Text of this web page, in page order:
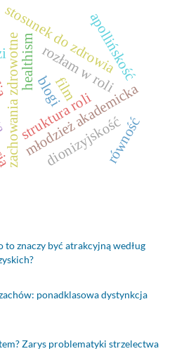
healthism
stosunek do zdrowia
zachowania zdrowotnemłodzież akademicka
struktura roli
rozłam w roli
apollińskość
dionizyjskość
blogi
równość
film
to znaczy być atrakcyjną według
ponadklasowa dystynkcja
Zarys problematyki strzelectwa